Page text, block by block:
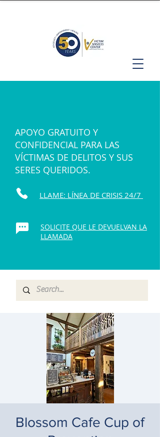
APOYO GRATUITO Y
CONFIDENCIAL PARA LAS
VÍCTIMAS DE DELITOS Y SUS
SERES QUERIDOS.
LLAME: LÍNEA DE CRISIS 24/7
SOLICITE QUE LE DEVUELVAN LA
LLAMADA
Blossom Cafe Cup of